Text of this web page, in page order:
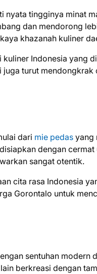
nyata tingginya minat
dan mendorong
khazanah kuliner
Indonesia yang
turut
dari mie pedas yang
dengan
sangat otentik.
cita rasa Indonesia
Gorontalo untuk
sentuhan modern
berkreasi dengan